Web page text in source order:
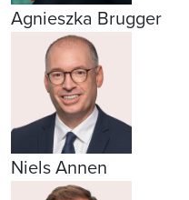
Agnieszka Brugger
Niels Annen